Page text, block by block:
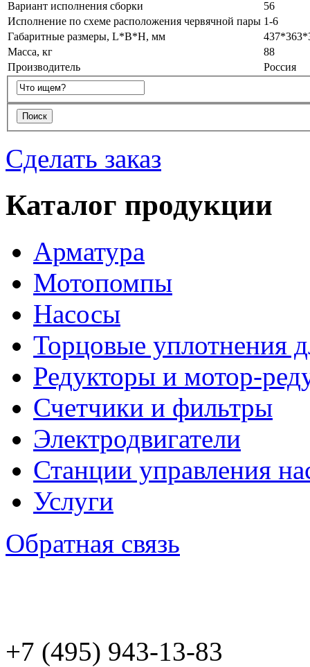
Вариант исполнения сборки
56
Исполнение по схеме расположения червячной пары 1-6
Габаритные размеры, L*B*H, мм
Масса, кг
88
Производитель
Россия
Сделать заказ
Каталог продукции
Арматура
Мотопомпы
Насосы
Торцовые уплотнения
Редукторы и мотор-
Счетчики и фильтры
Электродвигатели
Станции управления
Услуги
Обратная связь
+7 (495) 943-13-83